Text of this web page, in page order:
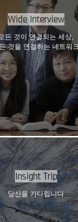
Wide Interview
든 것이 연결되는 세상,
것을 연결하는 네트워
Insight Trip
당신을 기다립니다